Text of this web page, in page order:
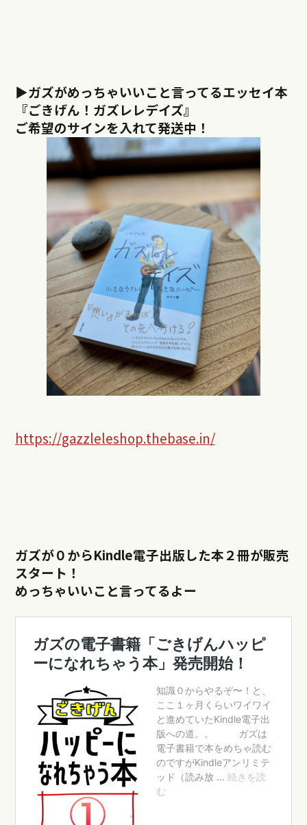
▶︎ガズがめっちゃいいこと言ってるエッセイ本
『ごきげん！ガズレレデイズ』
ご希望のサインを入れて発送中！
https://gazzleleshop.thebase.in/
ガズが０からKindle電子出版した本２冊が販売
スタート！
めっちゃいいこと言ってるよー